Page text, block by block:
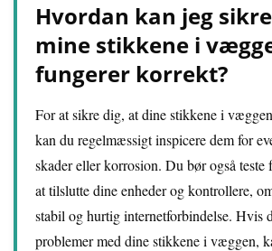
Hvordan kan jeg
mine stikkene i
fungerer korrekt?
For at sikre dig, at dine stikkene i
kan du regelmæssigt inspicere dem for
skader eller korrosion. Du bør også teste
at tilslutte dine enheder og kontrollere,
stabil og hurtig internetforbindelse. Hvis
problemer med dine stikkene i væggen,